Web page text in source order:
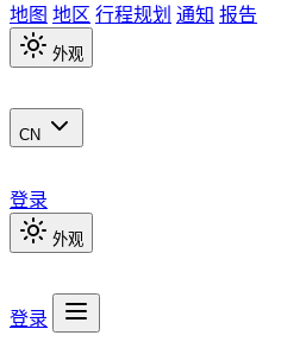
地图 地区 行程规划 通知 报告
外观
CN
登录
外观
登录